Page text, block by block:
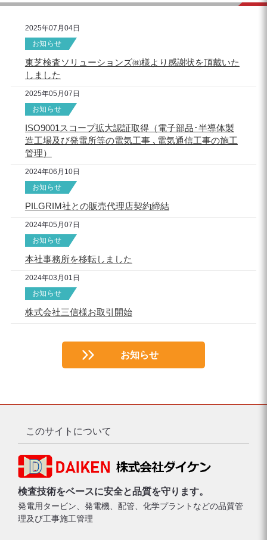
2025年07月04日
お知らせ
東芝検査ソリューションズ㈱様より感謝状を頂戴いた
しました
2025年05月07日
お知らせ
ISO9001スコープ拡大認証取得（電子部品･半導体製
造工場及び発電所等の電気工事 ､電気通信工事の施工
管理）
2024年06月10日
お知らせ
PILGRIM社との販売代理店契約締結
2024年05月07日
お知らせ
本社事務所を移転しました
2024年03月01日
お知らせ
株式会社三信様お取引開始
お知らせ
このサイトについて
検査技術をベースに安全と品質を守ります。
発電用タービン、発電機、配管、化学プラントなどの品質管
理及び工事施工管理